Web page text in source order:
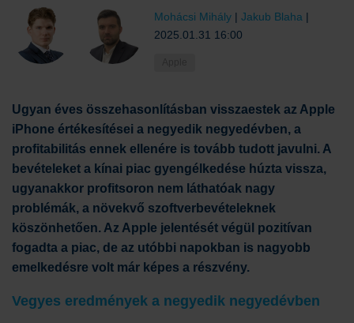
Mohácsi Mihály | Jakub Blaha |
2025.01.31 16:00
Ugyan éves összehasonlításban visszaestek az Apple
iPhone értékesítései a negyedik negyedévben, a
profitabilitás ennek ellenére is tovább tudott javulni. A
bevételeket a kínai piac gyengélkedése húzta vissza,
ugyanakkor profitsoron nem láthatóak nagy
problémák, a növekvő szoftverbevételeknek
köszönhetően. Az Apple jelentését végül pozitívan
fogadta a piac, de az utóbbi napokban is nagyobb
emelkedésre volt már képes a részvény.
Vegyes eredmények a negyedik negyedévben